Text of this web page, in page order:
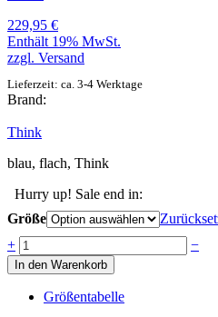
229,95 €
Enthält 19% MwSt.
zzgl. Versand
Lieferzeit: ca. 3-4 Werktage
Brand:
Think
blau, flach, Think
Hurry up! Sale end in:
Größe
Anzahl
+ −
In den Warenkorb
Größentabelle